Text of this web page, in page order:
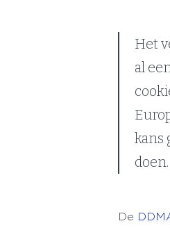
Het
al
kans
doen.
De